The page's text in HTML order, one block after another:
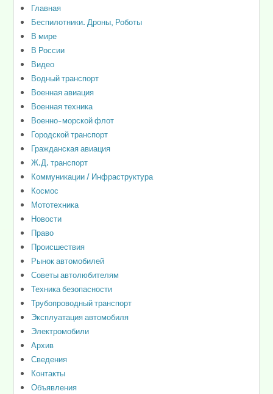
Главная
Беспилотники. Дроны, Роботы
В мире
В России
Видео
Водный транспорт
Военная авиация
Военная техника
Военно-морской флот
Городской транспорт
Гражданская авиация
Ж.Д. транспорт
Коммуникации / Инфраструктура
Космос
Мототехника
Новости
Право
Происшествия
Рынок автомобилей
Советы автолюбителям
Техника безопасности
Трубопроводный транспорт
Эксплуатация автомобиля
Электромобили
Архив
Сведения
Контакты
Объявления